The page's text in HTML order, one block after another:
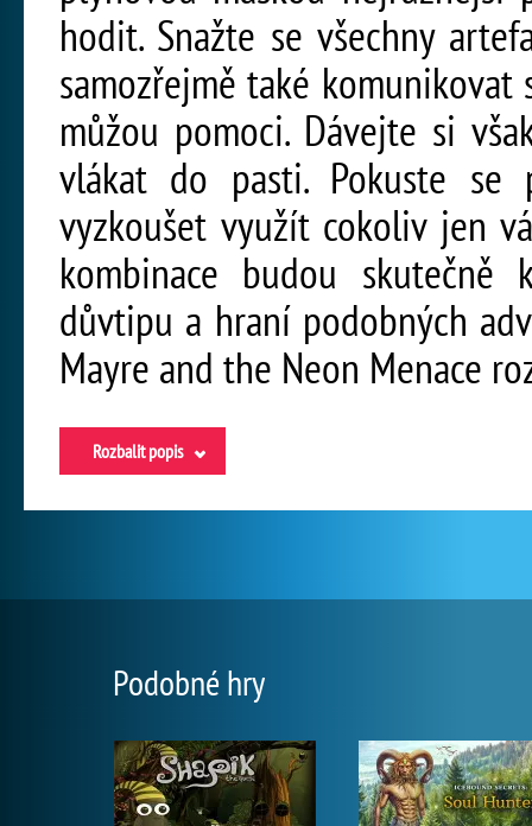
hodit. Snažte se všechny
samozřejmě také
můžou pomoci. Dávejte si
vlákat do pasti. Pokuste se
vyzkoušet využít cokoliv jen
kombinace budou skutečně
důvtipu a hraní podobných
Mayre and the Neon Menace
Rozbalit popis
Podobné hry